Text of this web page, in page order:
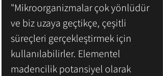
"Mikroorganizmalar çok yönlüdür
ve biz uzaya geçtikçe, çeşitli
süreçleri gerçekleştirmek için
kullanılabilirler. Elementel
madencilik potansiyel olarak